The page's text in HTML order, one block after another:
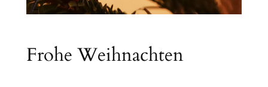
Frohe Weihnachten